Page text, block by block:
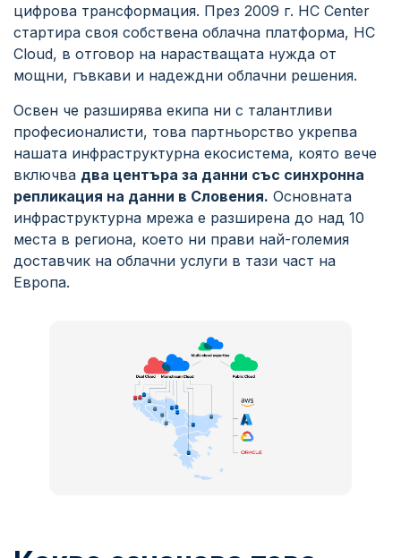
цифрова трансформация. През 2009 г. HC Center
стартира своя собствена облачна платформа, HC
Cloud, в отговор на нарастващата нужда от
мощни, гъвкави и надеждни облачни решения.
Освен че разширява екипа ни с талантливи
професионалисти, това партньорство укрепва
нашата инфраструктурна екосистема, която вече
включва два центъра за данни със синхронна
репликация на данни в Словения. Основната
инфраструктурна мрежа е разширена до над 10
места в региона, което ни прави най-големия
доставчик на облачни услуги в тази част на
Европа.